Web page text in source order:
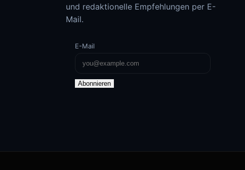
und redaktionelle Empfehlungen per E-
Mail.
E-Mail
Abonnieren